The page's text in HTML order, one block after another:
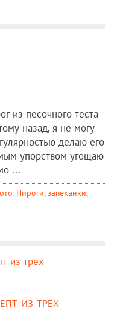
из песочного теста
назад, я не могу
делаю его
упорством угощаю
...
, Пироги, запеканки,
из трех